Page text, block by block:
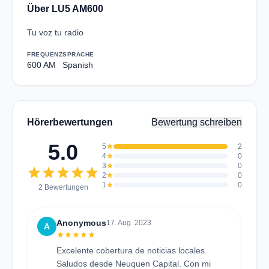
Über LU5 AM600
Tu voz tu radio
FREQUENZ
600 AM
SPRACHE
Spanish
Hörerbewertungen Bewertung schreiben
5.0
starstarstarstarstar
2 Bewertungen
5star
2
4star
0
3star
0
2star
0
1star 0
A Anonymous17. Aug. 2023
starstarstarstarstar
Excelente cobertura de noticias locales.
Saludos desde Neuquen Capital. Con mi